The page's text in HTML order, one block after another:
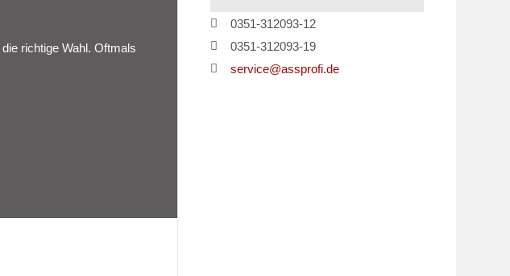
die richtige Wahl. Oftmals
0351-312093-12
0351-312093-19
service@assprofi.de